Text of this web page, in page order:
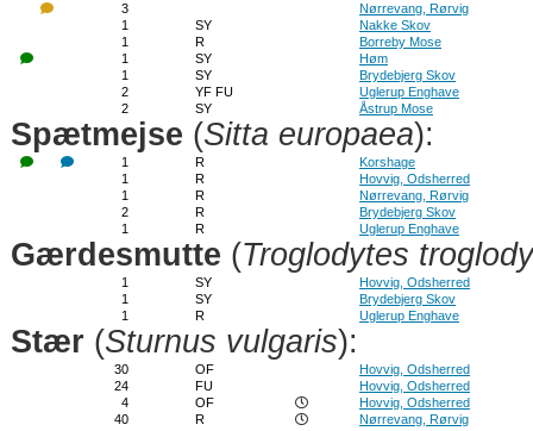
3
Nørrevang, Rørvig
1
SY
Nakke Skov
1
R
Borreby Mose
1
SY
Høm
1
SY
Brydebjerg Skov
2
YF FU
Uglerup Enghave
2
SY Åstrup Mose
Spætmejse (Sitta europaea):
1 R
Korshage
1
R
Hovvig, Odsherred
1
R
Nørrevang, Rørvig
2
R
Brydebjerg Skov
1
R Uglerup Enghave
Gærdesmutte (Troglodytes
1 SY
Hovvig, Odsherred
1
SY
Brydebjerg Skov
1
R Uglerup Enghave
Stær (Sturnus vulgaris):
30 OF
Hovvig, Odsherred
24
FU
Hovvig, Odsherred
4
OF
Hovvig, Odsherred
40
R
Nørrevang, Rørvig